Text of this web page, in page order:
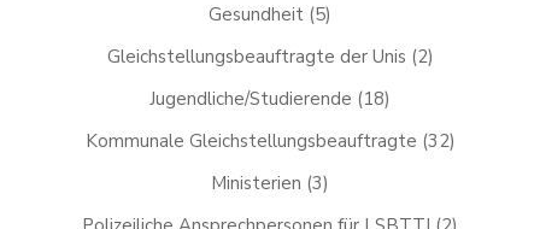
Gesundheit (5)
Gleichstellungsbeauftragte der Unis (2)
Jugendliche/Studierende (18)
Kommunale Gleichstellungsbeauftragte (32)
Ministerien (3)